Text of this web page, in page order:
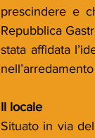
prescindere e
Repubblica
stata affidata
Il locale
Situato in via